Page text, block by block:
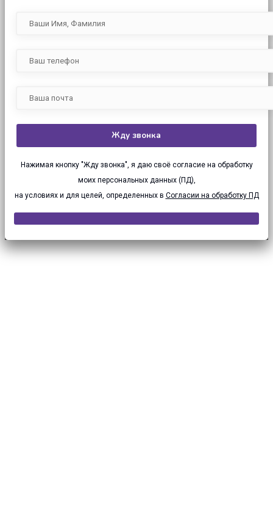
Нажимая кнопку "Жду звонка", я даю своё согласие на обработку
моих персональных данных (ПД),
на условиях и для целей, определенных в Согласии на обработку ПД